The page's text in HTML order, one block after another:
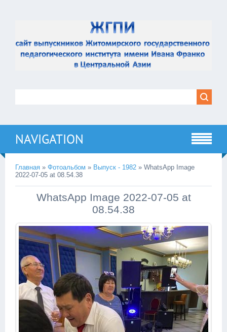
NAVIGATION
Главная » Фотоальбом » Выпуск - 1982 » WhatsApp Image
2022-07-05 at 08.54.38
WhatsApp Image 2022-07-05 at
08.54.38